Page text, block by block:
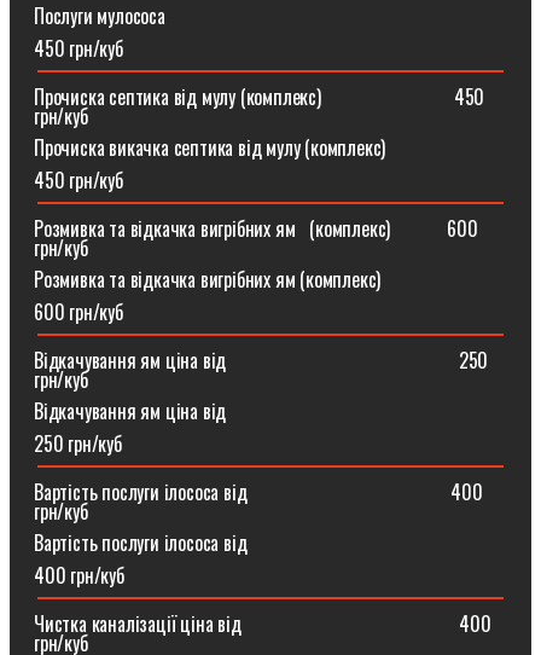
Послуги мулососа
450 грн/куб
Прочиска септика від мулу (комплекс) ⠀⠀⠀⠀⠀⠀⠀⠀⠀450
грн/куб
Прочиска викачка септика від мулу (комплекс)
450 грн/куб
Розмивка та відкачка вигрібних ям⠀(комплекс)⠀⠀⠀⠀600
грн/куб
Розмивка та відкачка вигрібних ям (комплекс)⠀
600 грн/куб
Відкачування ям ціна від ⠀⠀⠀⠀⠀⠀⠀⠀⠀⠀⠀⠀⠀⠀⠀⠀250
грн/куб
Відкачування ям ціна від
250 грн/куб
Вартість послуги ілососа від ⠀⠀⠀⠀⠀⠀⠀⠀⠀⠀⠀⠀⠀⠀400
грн/куб
Вартість послуги ілососа від
400 грн/куб
Чистка каналізації ціна від ⠀⠀⠀⠀⠀⠀⠀⠀⠀⠀⠀⠀⠀⠀⠀400
грн/куб